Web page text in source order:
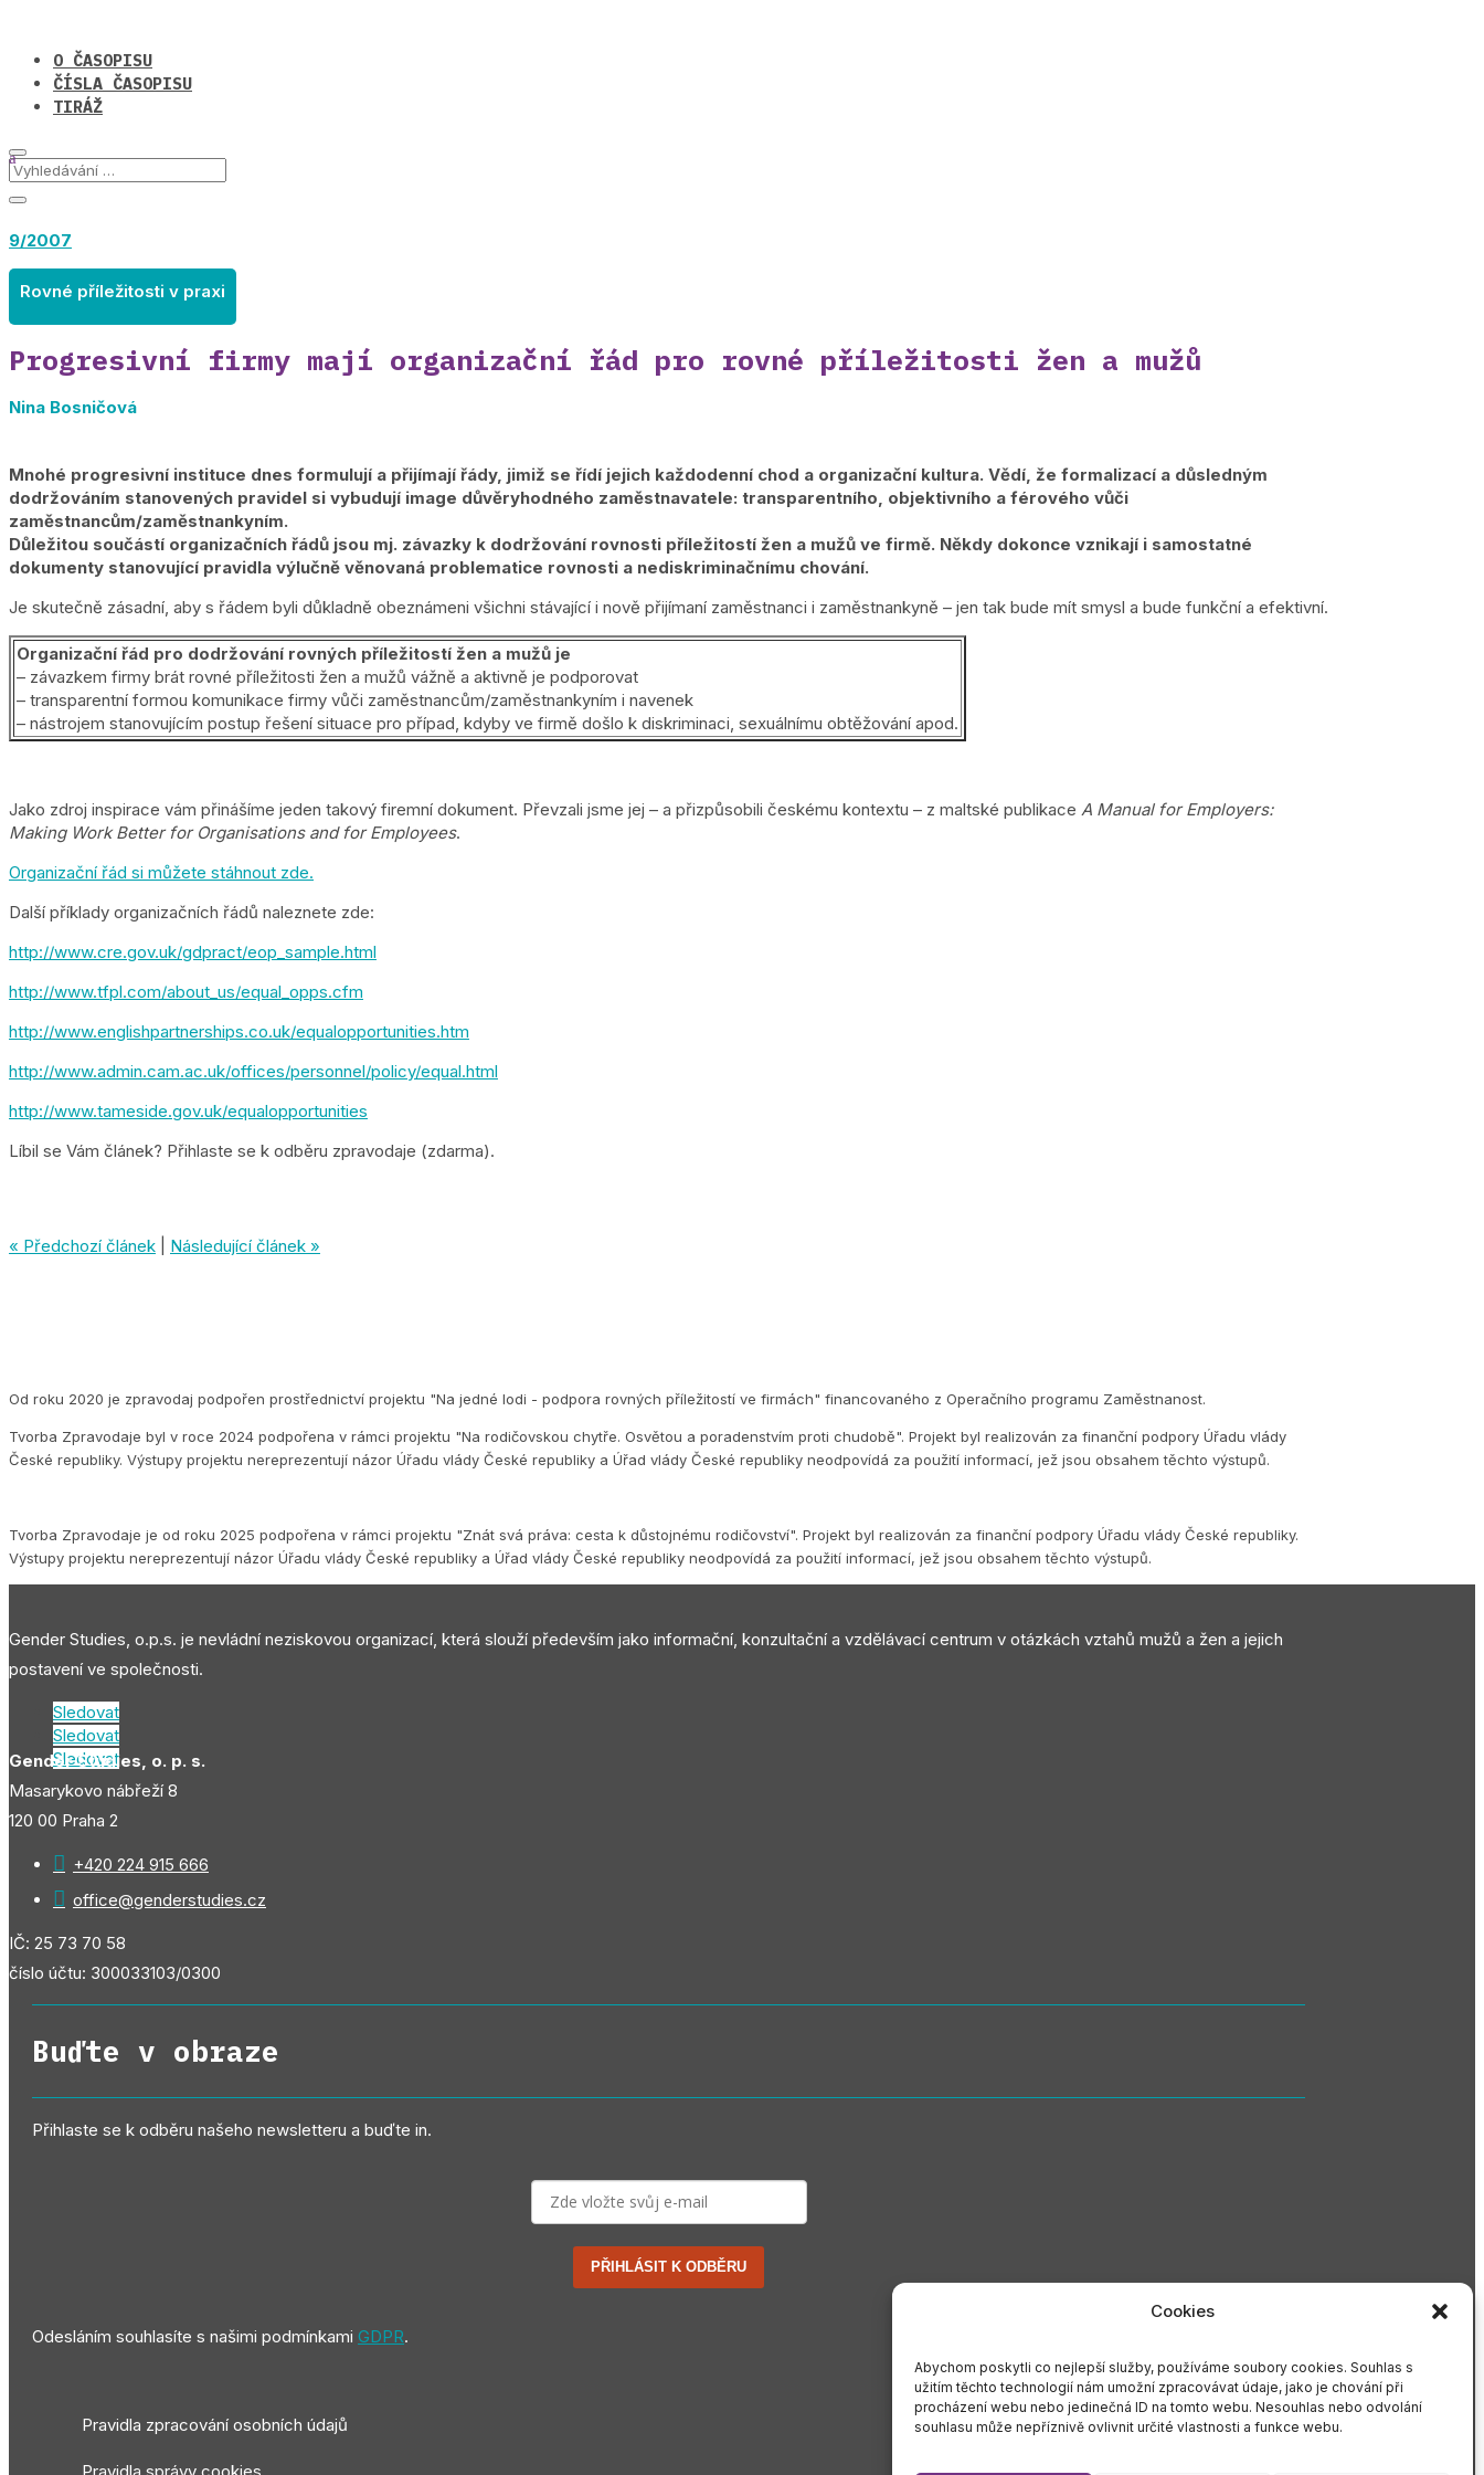
Cookies
Abychom poskytli co nejlepší služby, používáme soubory cookies. Souhlas s
užitím těchto technologií nám umožní zpracovávat údaje, jako je chování při
procházení webu nebo jedinečná ID na tomto webu. Nesouhlas nebo odvolání
souhlasu může nepříznivě ovlivnit určité vlastnosti a funkce webu.
O ČASOPISU
ČÍSLA ČASOPISU
TIRÁŽ
9/2007
Rovné příležitosti v praxi
Progresivní firmy mají organizační řád pro rovné příležitosti žen a mužů
Nina Bosničová
Mnohé progresivní instituce dnes formulují a přijímají řády, jimiž se řídí jejich každodenní chod a organizační kultura. Vědí, že formalizací a důsledným
dodržováním stanovených pravidel si vybudují image důvěryhodného zaměstnavatele: transparentního, objektivního a férového vůči
zaměstnancům/zaměstnankyním.
Důležitou součástí organizačních řádů jsou mj. závazky k dodržování rovnosti příležitostí žen a mužů ve firmě. Někdy dokonce vznikají i samostatné
dokumenty stanovující pravidla výlučně věnovaná problematice rovnosti a nediskriminačnímu chování.
Je skutečně zásadní, aby s řádem byli důkladně obeznámeni všichni stávající i nově přijímaní zaměstnanci i zaměstnankyně – jen tak bude mít smysl a bude funkční a efektivní.
Organizační řád pro dodržování rovných příležitostí žen a mužů je
– závazkem firmy brát rovné příležitosti žen a mužů vážně a aktivně je podporovat
– transparentní formou komunikace firmy vůči zaměstnancům/zaměstnankyním i navenek
– nástrojem stanovujícím postup řešení situace pro případ, kdyby ve firmě došlo k diskriminaci, sexuálnímu obtěžování apod.
Jako zdroj inspirace vám přinášíme jeden takový firemní dokument. Převzali jsme jej – a přizpůsobili českému kontextu – z maltské publikace A Manual for Employers:
Making Work Better for Organisations and for Employees.
Organizační řád si můžete stáhnout zde.
Další příklady organizačních řádů naleznete zde:
http://www.cre.gov.uk/gdpract/eop_sample.html
http://www.tfpl.com/about_us/equal_opps.cfm
http://www.englishpartnerships.co.uk/equalopportunities.htm
http://www.admin.cam.ac.uk/offices/personnel/policy/equal.html
http://www.tameside.gov.uk/equalopportunities
Líbil se Vám článek? Přihlaste se k odběru zpravodaje (zdarma).
« Předchozí článek Následující článek »
Od roku 2020 je zpravodaj podpořen prostřednictví projektu "Na jedné lodi - podpora rovných příležitostí ve firmách" financovaného z Operačního programu Zaměstnanost.
Tvorba Zpravodaje byl v roce 2024 podpořena v rámci projektu "Na rodičovskou chytře. Osvětou a poradenstvím proti chudobě". Projekt byl realizován za finanční podpory Úřadu vlády
České republiky. Výstupy projektu nereprezentují názor Úřadu vlády České republiky a Úřad vlády České republiky neodpovídá za použití informací, jež jsou obsahem těchto výstupů.
Tvorba Zpravodaje je od roku 2025 podpořena v rámci projektu "Znát svá práva: cesta k důstojnému rodičovství". Projekt byl realizován za finanční podpory Úřadu vlády České republiky.
Výstupy projektu nereprezentují názor Úřadu vlády České republiky a Úřad vlády České republiky neodpovídá za použití informací, jež jsou obsahem těchto výstupů.
Gender Studies, o.p.s. je nevládní neziskovou organizací, která slouží především jako informační, konzultační a vzdělávací centrum v otázkách vztahů mužů a žen a jejich
postavení ve společnosti.
Sledovat
Sledovat
Sledovat
Gender Studies, o. p. s.
Masarykovo nábřeží 8
120 00 Praha 2
 +420 224 915 666
 office@genderstudies.cz
IČ: 25 73 70 58
číslo účtu: 300033103/0300
Buďte v obraze
Přihlaste se k odběru našeho newsletteru a buďte in.
PŘIHLÁSIT K ODBĚRU
Odesláním souhlasíte s našimi podmínkami GDPR.
Pravidla zpracování osobních údajů
Pravidla správy cookies